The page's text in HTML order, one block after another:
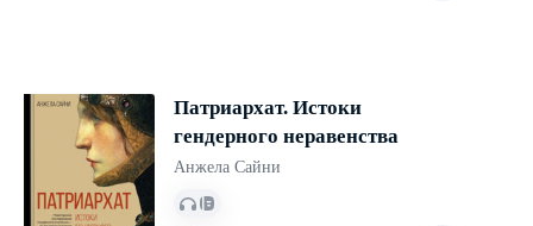
Патриархат. Истоки
гендерного неравенства
Анжела Сайни